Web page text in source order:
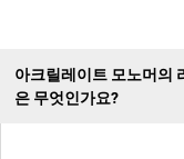
아크릴레이트 모노머의
은 무엇인가요?